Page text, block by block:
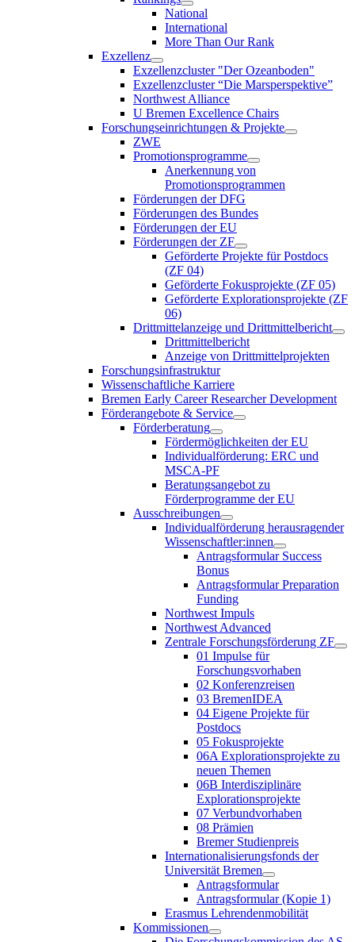
National
International
More Than Our Rank
Exzellenz
Exzellenzcluster "Der Ozeanboden"
Exzellenzcluster “Die Marsperspektive”
Northwest Alliance
U Bremen Excellence Chairs
Forschungseinrichtungen & Projekte
ZWE
Promotionsprogramme
Anerkennung von
Promotionsprogrammen
Förderungen der DFG
Förderungen des Bundes
Förderungen der EU
Förderungen der ZF
Geförderte Projekte für Postdocs
(ZF 04)
Geförderte Fokusprojekte (ZF 05)
Geförderte Explorationsprojekte (ZF
06)
Drittmittelanzeige und Drittmittelbericht
Drittmittelbericht
Anzeige von Drittmittelprojekten
Forschungsinfrastruktur
Wissenschaftliche Karriere
Bremen Early Career Researcher Development
Förderangebote & Service
Förderberatung
Fördermöglichkeiten der EU
Individualförderung: ERC und
MSCA-PF
Beratungsangebot zu
Förderprogramme der EU
Ausschreibungen
Individualförderung herausragender
Wissenschaftler:innen
Antragsformular Success
Bonus
Antragsformular Preparation
Funding
Northwest Impuls
Northwest Advanced
Zentrale Forschungsförderung ZF
01 Impulse für
Forschungsvorhaben
02 Konferenzreisen
03 BremenIDEA
04 Eigene Projekte für
Postdocs
05 Fokusprojekte
06A Explorationsprojekte zu
neuen Themen
06B Interdisziplinäre
Explorationsprojekte
07 Verbundvorhaben
08 Prämien
Bremer Studienpreis
Internationalisierungsfonds der
Universität Bremen
Antragsformular
Antragsformular (Kopie 1)
Erasmus Lehrendenmobilität
Kommissionen